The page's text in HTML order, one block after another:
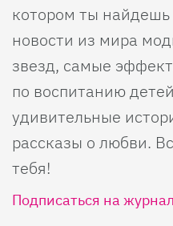
котором ты
новости из мира
звезд, самые
по воспитанию
удивительные
рассказы о любви.
тебя!
Подписаться на журнал